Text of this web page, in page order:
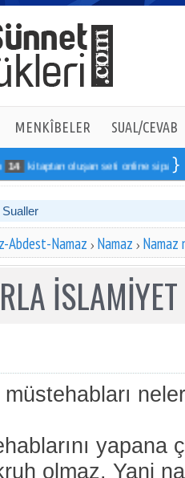
MENKÎBELER SUAL/CEVAB
oluşan seti online sipariş
Sualler
Abdest-Namaz Namaz Namaz
müstehabları
yapana
olmaz. Yani